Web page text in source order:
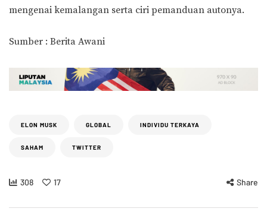
mengenai kemalangan serta ciri pemanduan autonya.
Sumber : Berita Awani
ELON MUSK GLOBAL INDIVIDU TERKAYA
SAHAM TWITTER
308 17 Share